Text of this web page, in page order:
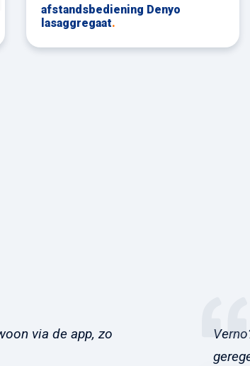
afstandsbediening Denyo
lasaggregaat.
via de app, zo